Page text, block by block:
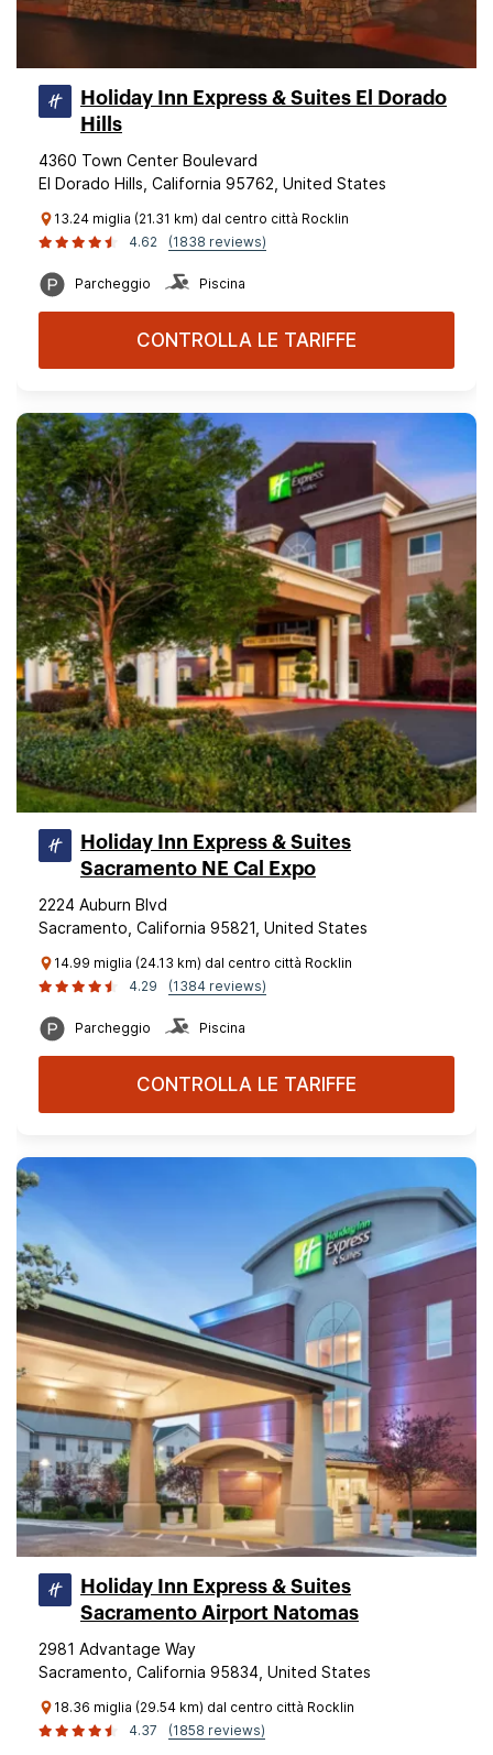
Holiday Inn Express & Suites El Dorado
Hills
4360 Town Center Boulevard
El Dorado Hills, California 95762, United States
13.24 miglia (21.31 km) dal centro città Rocklin
4.62
(1838 reviews)
Parcheggio Piscina
CONTROLLA LE TARIFFE
Holiday Inn Express & Suites
Sacramento NE Cal Expo
2224 Auburn Blvd
Sacramento, California 95821, United States
14.99 miglia (24.13 km) dal centro città Rocklin
4.29
(1384 reviews)
Parcheggio Piscina
CONTROLLA LE TARIFFE
Holiday Inn Express & Suites
Sacramento Airport Natomas
2981 Advantage Way
Sacramento, California 95834, United States
18.36 miglia (29.54 km) dal centro città Rocklin
4.37
(1858 reviews)